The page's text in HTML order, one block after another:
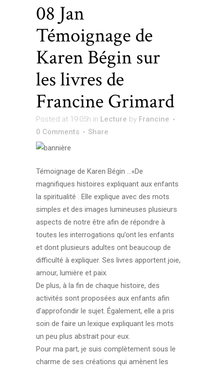
08 Jan
Témoignage de
Karen Bégin sur
les livres de
Francine Grimard
Posted at 19:05h in Lecture by Francine
0 Comments
Share
Témoignage de Karen Bégin …«De
magnifiques histoires expliquant aux enfants
la spiritualité . Elle explique avec des mots
simples et des images lumineuses plusieurs
aspects de notre être afin de répondre à
toutes les interrogations qu’ont les enfants
et dont plusieurs adultes ont beaucoup de
difficulté à expliquer. Ses livres apportent joie,
amour, lumière et paix.
De plus, à la fin de chaque histoire, des
activités sont proposées aux enfants afin
d’approfondir le sujet. Également, elle a pris
soin de faire un lexique expliquant les mots
un peu plus abstrait pour eux.
Pour ma part, je suis complètement sous le
charme de ses créations qui amènent les